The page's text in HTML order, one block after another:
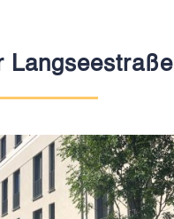
Langseestraße